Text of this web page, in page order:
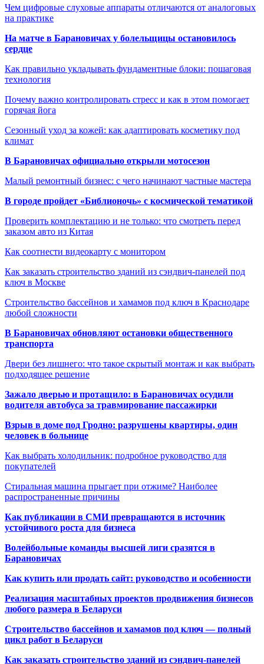
Чем цифровые слуховые аппараты отличаются от аналоговых
на практике
На матче в Барановичах у болельщицы остановилось
сердце
Как правильно укладывать фундаментные блоки: пошаговая
технология
Почему важно контролировать стресс и как в этом помогает
горячая йога
Сезонный уход за кожей: как адаптировать косметику под
климат
В Барановичах официально открыли мотосезон
Малый ремонтный бизнес: с чего начинают частные мастера
В городе пройдет «Библионочь» с космической тематикой
Проверить комплектацию и не только: что смотреть перед
заказом авто из Китая
Как соотнести видеокарту с монитором
Как заказать строительство зданий из сэндвич-панелей под
ключ в Москве
Строительство бассейнов и хамамов под ключ в Краснодаре
любой сложности
В Барановичах обновляют остановки общественного
транспорта
Двери без лишнего: что такое скрытый монтаж и как выбрать
подходящее решение
Зажало дверью и протащило: в Барановичах осудили
водителя автобуса за травмирование пассажирки
Взрыв в доме под Гродно: разрушены квартиры, один
человек в больнице
Как выбрать холодильник: подробное руководство для
покупателей
Стиральная машина прыгает при отжиме? Наиболее
распространенные причины
Как публикации в СМИ превращаются в источник
устойчивого роста для бизнеса
Волейбольные команды высшей лиги сразятся в
Барановичах
Как купить или продать сайт: руководство и особенности
Реализация масштабных проектов продвижения бизнесов
любого размера в Беларуси
Строительство бассейнов и хамамов под ключ — полный
цикл работ в Беларуси
Как заказать строительство зданий из сэндвич-панелей